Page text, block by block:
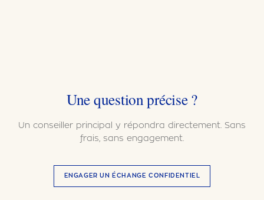
Une question précise ?
Un conseiller principal y répondra directement. Sans
frais, sans engagement.
ENGAGER UN ÉCHANGE CONFIDENTIEL